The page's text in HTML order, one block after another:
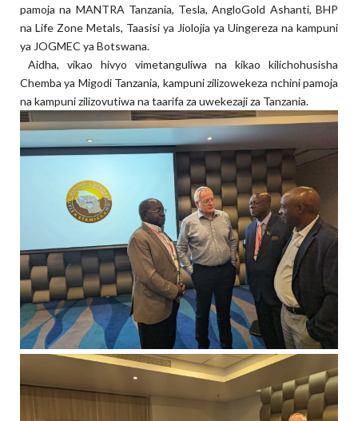
pamoja na MANTRA Tanzania, Tesla, AngloGold Ashanti, BHP
na Life Zone Metals, Taasisi ya Jiolojia ya Uingereza na kampuni
ya JOGMEC ya Botswana.
Aidha, vikao hivyo vimetanguliwa na kikao kilichohusisha
Chemba ya Migodi Tanzania, kampuni zilizowekeza nchini pamoja
na kampuni zilizovutiwa na taarifa za uwekezaji za Tanzania.